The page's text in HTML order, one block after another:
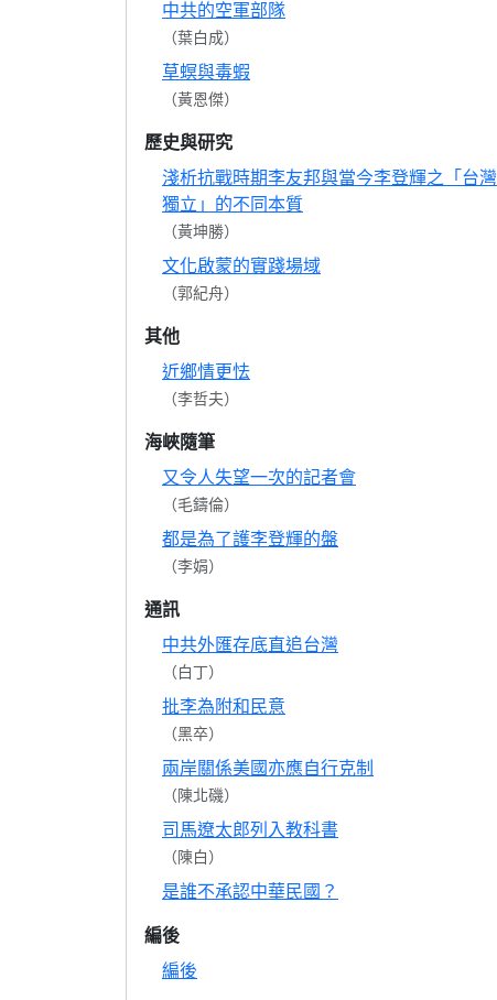
中共的空軍部隊
（葉白成）
草螟與毒蝦
（黃恩傑）
歷史與研究
淺析抗戰時期李友邦與當今李登輝之「台灣
獨立」的不同本質
（黃坤勝）
文化啟蒙的實踐場域
（郭紀舟）
其他
近鄉情更怯
（李哲夫）
海峽隨筆
又令人失望一次的記者會
（毛鑄倫）
都是為了護李登輝的盤
（李娟）
通訊
中共外匯存底直追台灣
（白丁）
批李為附和民意
（黑卒）
兩岸關係美國亦應自行克制
（陳北磯）
司馬遼太郎列入教科書
（陳白）
是誰不承認中華民國？
編後
編後